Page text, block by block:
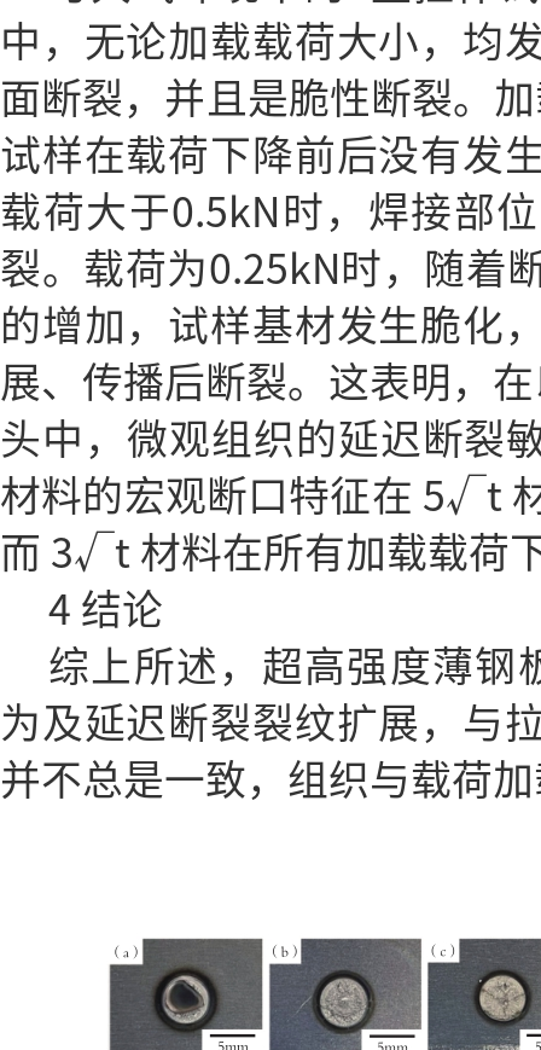
中，无论加载载荷大小，均
面断裂，并且是脆性断裂。
试样在载荷下降前后没有发
载荷大于0.5kN时，焊接部
裂。载荷为0.25kN时，随着
的增加，试样基材发生脆化
展、传播后断裂。这表明，
头中，微观组织的延迟断裂
材料的宏观断口特征在 5√t
而 3√t 材料在所有加载载荷
4 结论
综上所述，超高强度薄钢
为及延迟断裂裂纹扩展，与
并不总是一致，组织与载荷